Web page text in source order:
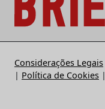
Considerações Legais
| Política de Cookies |